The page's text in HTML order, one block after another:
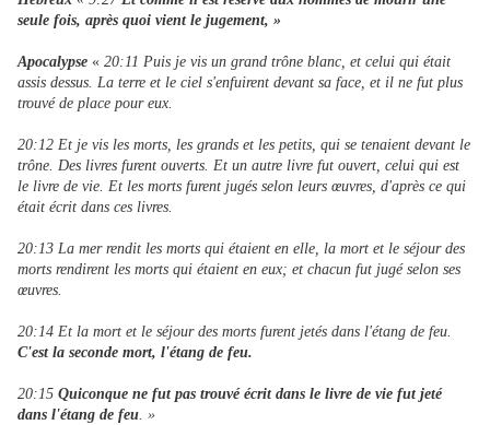
seule fois, après quoi vient le jugement, »
Apocalypse « 20:11 Puis je vis un grand trône blanc, et celui qui était
assis dessus. La terre et le ciel s'enfuirent devant sa face, et il ne fut plus
trouvé de place pour eux.
20:12 Et je vis les morts, les grands et les petits, qui se tenaient devant le
trône. Des livres furent ouverts. Et un autre livre fut ouvert, celui qui est
le livre de vie. Et les morts furent jugés selon leurs œuvres, d'après ce qui
était écrit dans ces livres.
20:13 La mer rendit les morts qui étaient en elle, la mort et le séjour des
morts rendirent les morts qui étaient en eux; et chacun fut jugé selon ses
œuvres.
20:14 Et la mort et le séjour des morts furent jetés dans l'étang de feu.
C'est la seconde mort, l'étang de feu.
20:15 Quiconque ne fut pas trouvé écrit dans le livre de vie fut jeté
dans l'étang de feu. »